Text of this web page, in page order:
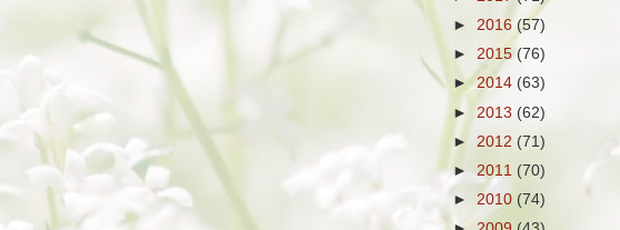
► 2016 (57)
► 2015 (76)
►2014 (63)
► 2013 (62)
► 2012 (71)
► 2011 (70)
► 2010 (74)